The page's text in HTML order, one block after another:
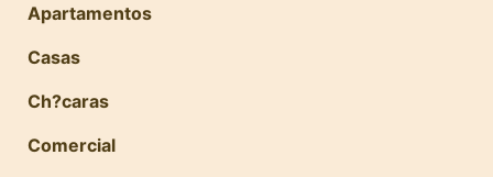
Apartamentos
Casas
Ch?caras
Comercial